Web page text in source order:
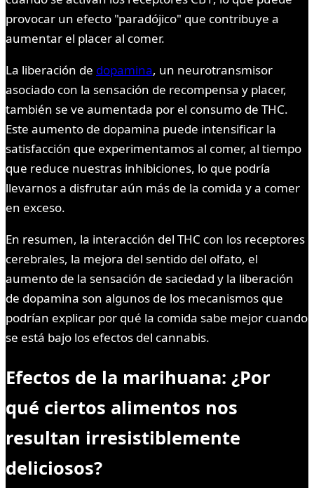
provocar un efecto "paradójico" que contribuye a
aumentar el placer al comer.
La liberación de dopamina, un neurotransmisor
asociado con la sensación de recompensa y placer,
también se ve aumentada por el consumo de THC.
Este aumento de dopamina puede intensificar la
satisfacción que experimentamos al comer, al tiempo
que reduce nuestras inhibiciones, lo que podría
llevarnos a disfrutar aún más de la comida y a comer
en exceso.
En resumen, la interacción del THC con los receptores
cerebrales, la mejora del sentido del olfato, el
aumento de la sensación de saciedad y la liberación
de dopamina son algunos de los mecanismos que
podrían explicar por qué la comida sabe mejor cuando
se está bajo los efectos del cannabis.
Efectos de la marihuana: ¿Por
qué ciertos alimentos nos
resultan irresistiblemente
deliciosos?